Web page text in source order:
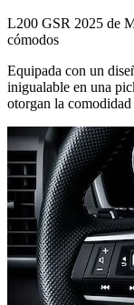
L200 GSR 2025 de
cómodos
Equipada con un
inigualable en una
otorgan la